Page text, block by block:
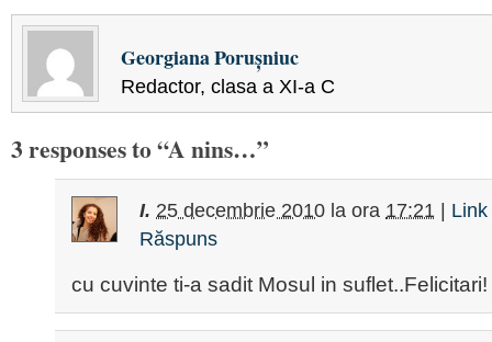
Georgiana Porușniuc
Redactor, clasa a XI-a C
3 responses to “A nins…”
I. 25 decembrie 2010 la ora 17:21
Răspuns
cu cuvinte ti-a sadit Mosul in suflet..Felicitari!